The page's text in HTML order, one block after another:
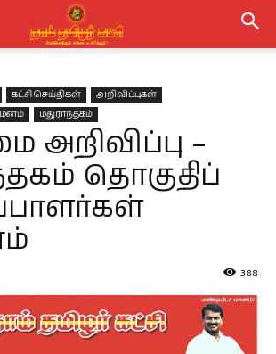
கட்சி செய்திகள்
அறிவிப்புகள்
மதுராந்தகம்
–
தொகுதிப்
388